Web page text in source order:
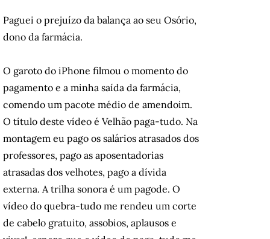
Paguei o prejuízo da balança ao seu Osório,
dono da farmácia.
O garoto do iPhone filmou o momento do
pagamento e a minha saída da farmácia,
comendo um pacote médio de amendoim.
O título deste vídeo é Velhão paga-tudo. Na
montagem eu pago os salários atrasados dos
professores, pago as aposentadorias
atrasadas dos velhotes, pago a dívida
externa. A trilha sonora é um pagode. O
vídeo do quebra-tudo me rendeu um corte
de cabelo gratuito, assobios, aplausos e